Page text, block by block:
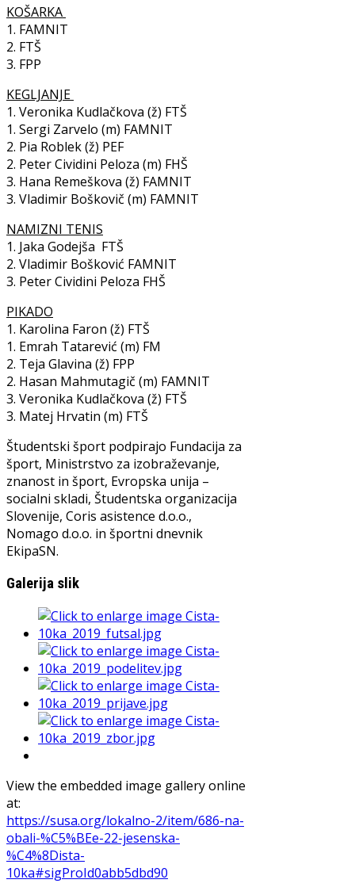
KOŠARKA
1. FAMNIT
2. FTŠ
3. FPP
KEGLJANJE
1. Veronika Kudlačkova (ž) FTŠ
1. Sergi Zarvelo (m) FAMNIT
2. Pia Roblek (ž) PEF
2. Peter Cividini Peloza (m) FHŠ
3. Hana Remeškova (ž) FAMNIT
3. Vladimir Boškovič (m) FAMNIT
NAMIZNI TENIS
1. Jaka Godejša FTŠ
2. Vladimir Bošković FAMNIT
3. Peter Cividini Peloza FHŠ
PIKADO
1. Karolina Faron (ž) FTŠ
1. Emrah Tatarević (m) FM
2. Teja Glavina (ž) FPP
2. Hasan Mahmutagič (m) FAMNIT
3. Veronika Kudlačkova (ž) FTŠ
3. Matej Hrvatin (m) FTŠ
Študentski šport podpirajo Fundacija za
šport, Ministrstvo za izobraževanje,
znanost in šport, Evropska unija –
socialni skladi, Študentska organizacija
Slovenije, Coris asistence d.o.o.,
Nomago d.o.o. in športni dnevnik
EkipaSN.
Galerija slik
View the embedded image gallery online
at:
https://susa.org/lokalno-2/item/686-na-
obali-%C5%BEe-22-jesenska-
%C4%8Dista-
10ka#sigProId0abb5dbd90